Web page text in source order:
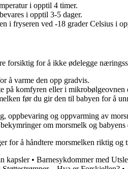
i opptil 4 timer.
i opptil 3-5 dager.
i fryseren ved -18 grader Celsius i
forsiktig for å ikke ødelegge
å varme den opp gradvis.
på komfyren eller i mikrobølgeovnen
før du gir den til babyen for å
oppbevaring og oppvarming av
om morsmelk og
for å håndtere morsmelken riktig
kapsler• Barnesykdommer med